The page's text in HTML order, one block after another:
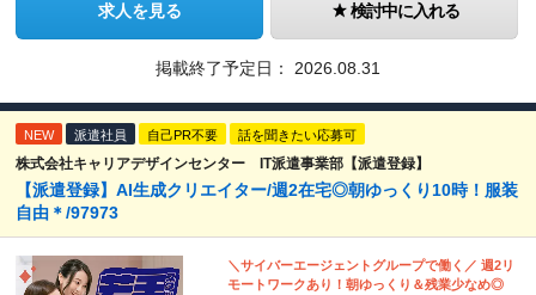
求人を見る 検討中に入れる
掲載終了予定日： 2026.08.31
NEW 派遣社員 自己PR不要 話を聞きたい応募可
株式会社キャリアデザインセンター IT派遣事業部【派遣登録】
【派遣登録】AI生成クリエイター/週2在宅◎朝ゆっくり10時！服装
自由＊/97973
＼サイバーエージェントグループで働く／ 週2リ
モートワークあり！朝ゆっくり＆残業少なめ◎